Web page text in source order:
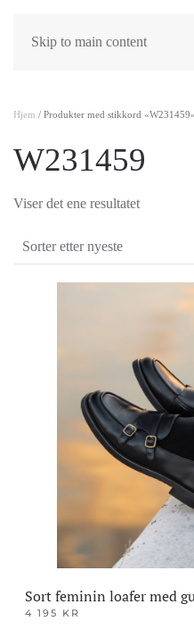
Skip to main content
Hjem / Produkter med stikkord «W231459»
W231459
Viser det ene resultatet
Sort feminin loafer med
4 195 KR